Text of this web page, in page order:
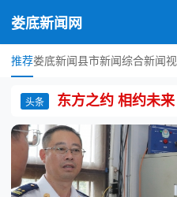
娄底新闻网
推荐娄底新闻县市新闻综合新闻
头条 东方之约 相约未来